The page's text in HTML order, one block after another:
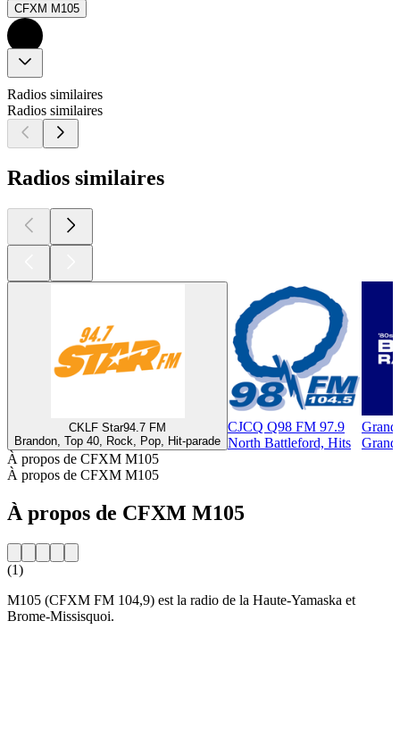
CFXM M105
Radios similaires
Radios similaires
Radios similaires
CKLF Star94.7 FM
Brandon, Top 40, Rock, Pop, Hit-parade
CJCQ Q98 FM 97.9
North Battleford, Hits
À propos de CFXM M105
À propos de CFXM M105
À propos de CFXM M105
(1)
M105 (CFXM FM 104,9) est la radio de la Haute-Yamaska et
Brome-Missisquoi.